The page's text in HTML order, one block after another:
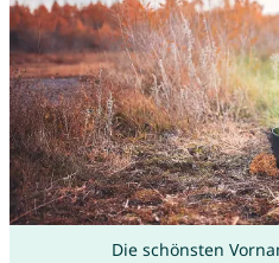
Die schönsten